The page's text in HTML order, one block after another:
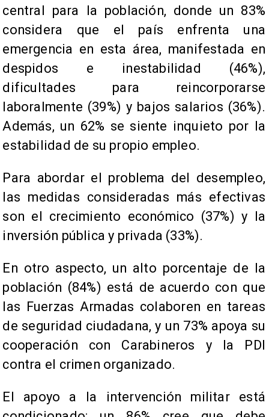
central para la población, donde un 83%
considera que el país enfrenta una
emergencia en esta área, manifestada en
despidos e inestabilidad (46%),
dificultades para reincorporarse
laboralmente (39%) y bajos salarios (36%).
Además, un 62% se siente inquieto por la
estabilidad de su propio empleo.
Para abordar el problema del desempleo,
las medidas consideradas más efectivas
son el crecimiento económico (37%) y la
inversión pública y privada (33%).
En otro aspecto, un alto porcentaje de la
población (84%) está de acuerdo con que
las Fuerzas Armadas colaboren en tareas
de seguridad ciudadana, y un 73% apoya su
cooperación con Carabineros y la PDI
contra el crimen organizado.
El apoyo a la intervención militar está